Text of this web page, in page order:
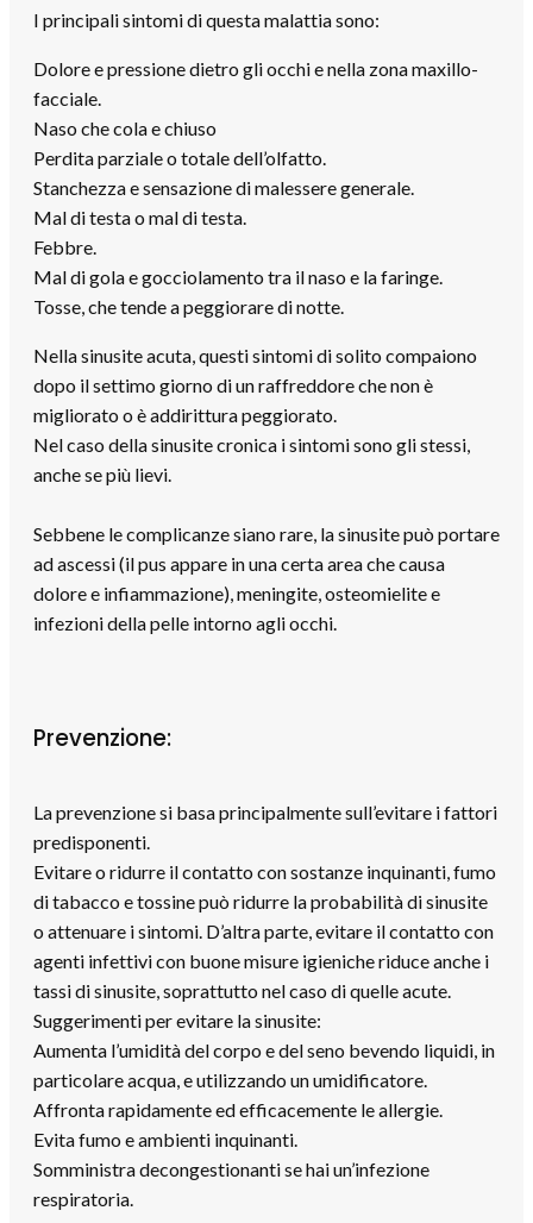
I principali sintomi di questa malattia sono:
Dolore e pressione dietro gli occhi e nella zona maxillo-
facciale.
Naso che cola e chiuso
Perdita parziale o totale dell’olfatto.
Stanchezza e sensazione di malessere generale.
Mal di testa o mal di testa.
Febbre.
Mal di gola e gocciolamento tra il naso e la faringe.
Tosse, che tende a peggiorare di notte.
Nella sinusite acuta, questi sintomi di solito compaiono
dopo il settimo giorno di un raffreddore che non è
migliorato o è addirittura peggiorato.
Nel caso della sinusite cronica i sintomi sono gli stessi,
anche se più lievi.
Sebbene le complicanze siano rare, la sinusite può portare
ad ascessi (il pus appare in una certa area che causa
dolore e infiammazione), meningite, osteomielite e
infezioni della pelle intorno agli occhi.
Prevenzione:
La prevenzione si basa principalmente sull’evitare i fattori
predisponenti.
Evitare o ridurre il contatto con sostanze inquinanti, fumo
di tabacco e tossine può ridurre la probabilità di sinusite
o attenuare i sintomi. D’altra parte, evitare il contatto con
agenti infettivi con buone misure igieniche riduce anche i
tassi di sinusite, soprattutto nel caso di quelle acute.
Suggerimenti per evitare la sinusite:
Aumenta l’umidità del corpo e del seno bevendo liquidi, in
particolare acqua, e utilizzando un umidificatore.
Affronta rapidamente ed efficacemente le allergie.
Evita fumo e ambienti inquinanti.
Somministra decongestionanti se hai un’infezione
respiratoria.